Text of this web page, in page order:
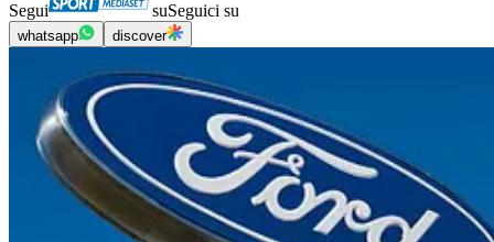
Segui suSeguici su
whatsapp discover